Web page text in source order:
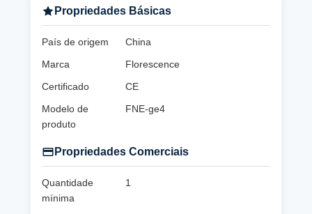
Propriedades Básicas
País de origem
China
Marca
Florescence
Certificado
CE
Modelo de
produto
FNE-ge4
Propriedades Comerciais
Quantidade
mínima
1